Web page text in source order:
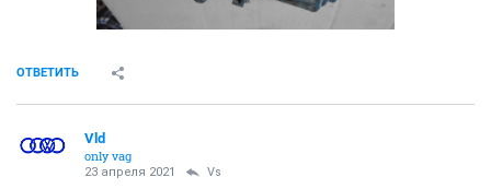
ОТВЕТИТЬ
Vld
only vag
23 апреля 2021 Vs